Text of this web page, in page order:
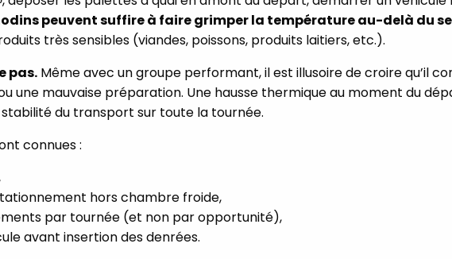
peuvent suffire à faire grimper la température au-delà du
très sensibles (viandes, poissons, produits laitiers, etc.).
pas. Même avec un groupe performant, il est illusoire de croire qu’il
une mauvaise préparation. Une hausse thermique au moment du
du transport sur toute la tournée.
connues :
hors chambre froide,
par tournée (et non par opportunité),
avant insertion des denrées.